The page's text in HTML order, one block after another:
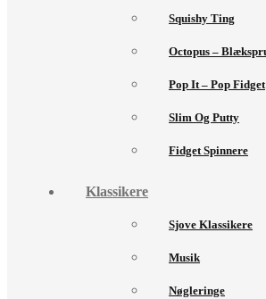
Squishy Ting
Octopus –
Pop It – Pop Fidget
Slim Og Putty
Fidget Spinnere
Klassikere
Sjove Klassikere
Musik
Nøgleringe